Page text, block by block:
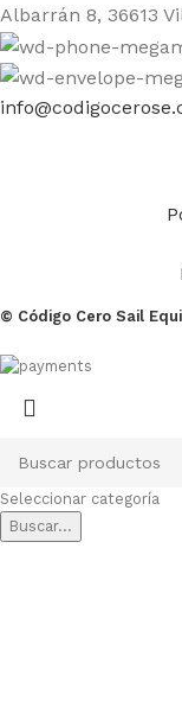
Albarrán 8, 36613
© Código Cero Sail
Seleccionar categoría
Buscar...